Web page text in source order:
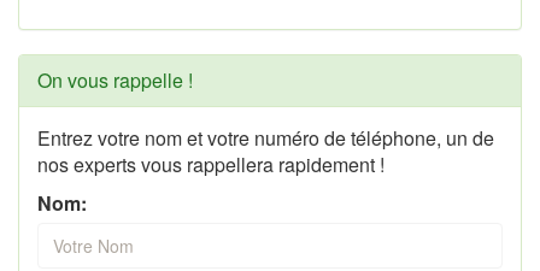
On vous rappelle !
Entrez votre nom et votre numéro de téléphone, un de
nos experts vous rappellera rapidement !
Nom: